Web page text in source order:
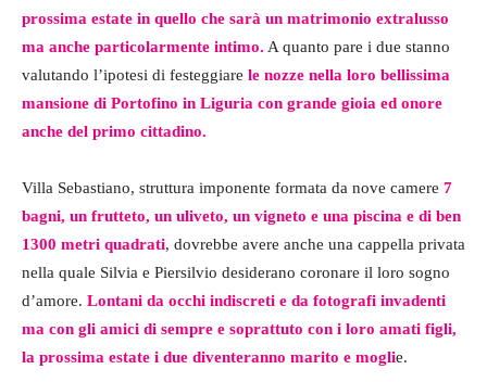
prossima estate in quello che sarà un matrimonio extralusso
ma anche particolarmente intimo. A quanto pare i due stanno
valutando l’ipotesi di festeggiare le nozze nella loro bellissima
mansione di Portofino in Liguria con grande gioia ed onore
anche del primo cittadino.
Villa Sebastiano, struttura imponente formata da nove camere 7
bagni, un frutteto, un uliveto, un vigneto e una piscina e di ben
1300 metri quadrati, dovrebbe avere anche una cappella privata
nella quale Silvia e Piersilvio desiderano coronare il loro sogno
d’amore. Lontani da occhi indiscreti e da fotografi invadenti
ma con gli amici di sempre e soprattuto con i loro amati figli,
la prossima estate i due diventeranno marito e moglie.